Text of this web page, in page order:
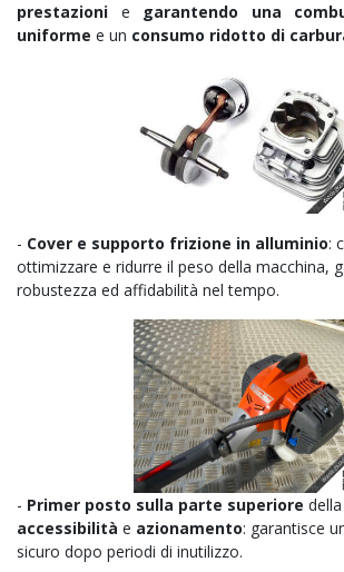
prestazioni e
garantendo una
uniforme e un consumo ridotto di
- Cover e supporto frizione in alluminio:
ottimizzare e ridurre il peso della macchina,
robustezza ed affidabilità nel tempo.
- Primer posto sulla parte superiore
accessibilità e azionamento: garantisce
sicuro dopo periodi di inutilizzo.